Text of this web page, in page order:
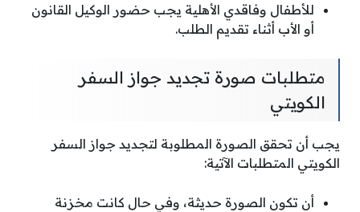
للأطفال وفاقدي الأهلية يجب حضور الوكيل القانون
أو الأب أثناء تقديم الطلب.
متطلبات صورة تجديد جواز السفر
الكويتي
يجب أن تحقق الصورة المطلوبة لتجديد جواز السفر
الكويتي المتطلبات الآتية:
أن تكون الصورة حديثة، وفي حال كانت مخزنة